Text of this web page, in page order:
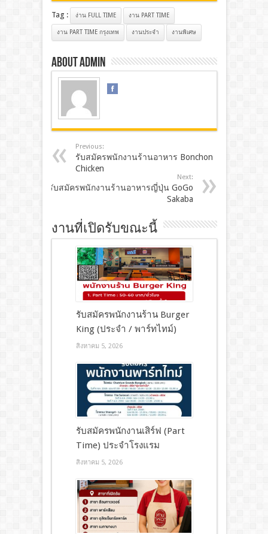
Tag : ง่าน FULL TIME งาน PART TIME
งาน PART TIME กรุงเทพ งานประจํา งานพิเศษ
About admin
Previous:
รับสมัครพนักงานร้านอาหาร Bonchon
Chicken
Next:
รับสมัครพนักงานร้านอาหารญี่ปุ่น GoGo
Sakaba
งานที่เปิดรับขณะนี้
รับสมัครพนักงานร้าน Burger
King (ประจำ / พาร์ทไทม์)
สิงหาคม 5, 2026
รับสมัครพนักงานเสิร์ฟ (Part
Time) ประจำโรงแรม
สิงหาคม 5, 2026